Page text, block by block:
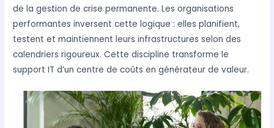
de la gestion de crise permanente. Les organisations
performantes inversent cette logique : elles planifient,
testent et maintiennent leurs infrastructures selon des
calendriers rigoureux. Cette discipline transforme le
support IT d’un centre de coûts en générateur de valeur.